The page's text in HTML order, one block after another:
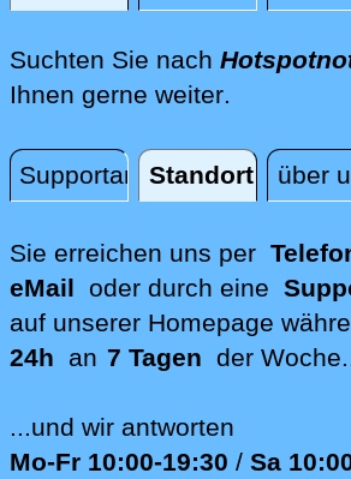
Kontakt
Suchten Sie nach
Ihnen gerne weiterdirekt vor
.
SupportanfrageStandort über
Standort
Sie erreichen uns per
eMail oder durch eine
auf unserer Homepage
24h an 7 Tagen der
...und wir antworten
Mo-Fr 10:00-19:30 / Sa